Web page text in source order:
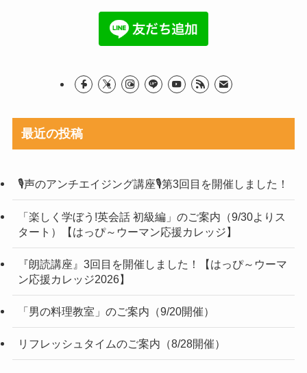
最近の投稿
🎙声のアンチエイジング講座🎙第3回目を開催しました！
「楽しく学ぼう!英会話 初級編」のご案内（9/30よりス
タート）【はっぴ～ウーマン応援カレッジ】
『朗読講座』3回目を開催しました！【はっぴ～ウーマ
ン応援カレッジ2026】
「男の料理教室」のご案内（9/20開催）
リフレッシュタイムのご案内（8/28開催）